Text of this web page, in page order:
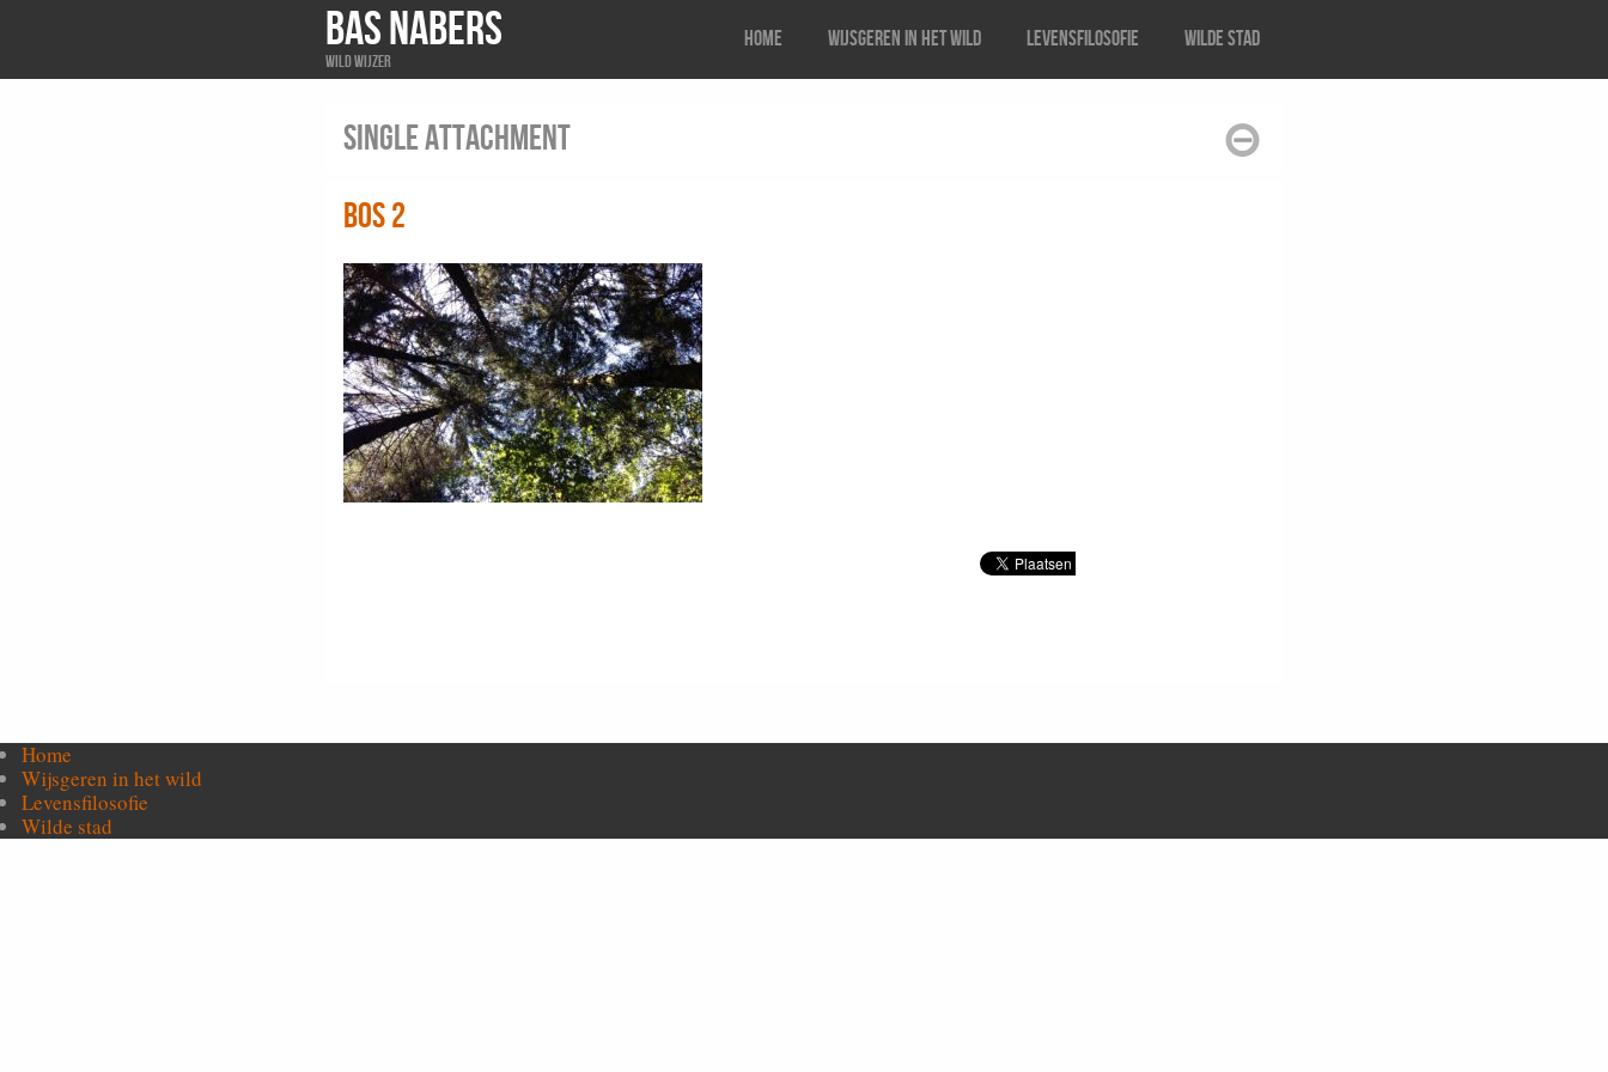
BAS NABERS
Wild wijzer
Home Wijsgeren in het wild Levensfilosofie Wilde stad
Single attachment
Bos 2
Home
Wijsgeren in het wild
Levensfilosofie
Wilde stad